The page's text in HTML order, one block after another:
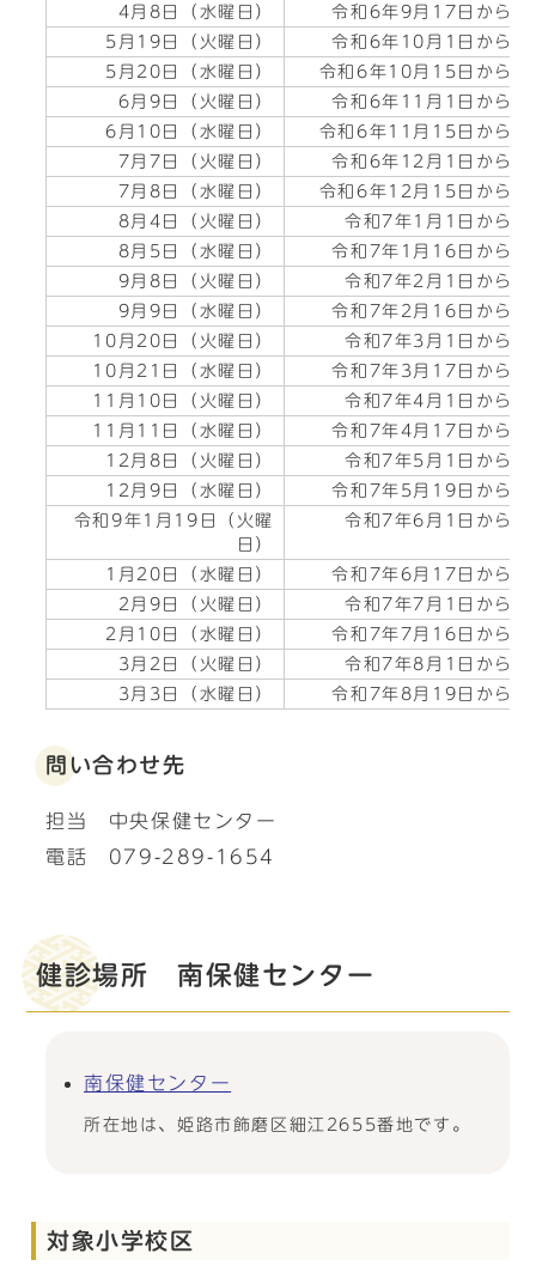
4月8日（水曜日）
令和6年9月17日から
5月19日（火曜日）
令和6年10月1日から
5月20日（水曜日）
令和6年10月15日から
6月9日（火曜日）
令和6年11月1日から
6月10日（水曜日）
令和6年11月15日から
7月7日（火曜日）
令和6年12月1日から
7月8日（水曜日）
令和6年12月15日から
8月4日（火曜日）
令和7年1月1日から
8月5日（水曜日）
令和7年1月16日から
9月8日（火曜日）
令和7年2月1日から
9月9日（水曜日）
令和7年2月16日から
10月20日（火曜日）
令和7年3月1日から
10月21日（水曜日）
令和7年3月17日から
11月10日（火曜日）
令和7年4月1日から
11月11日（水曜日）
令和7年4月17日から
12月8日（火曜日）
令和7年5月1日から
12月9日（水曜日）
令和7年5月19日から
令和9年1月19日（火曜
日）
令和7年6月1日から
1月20日（水曜日）
令和7年6月17日から
2月9日（火曜日）
令和7年7月1日から
2月10日（水曜日）
令和7年7月16日から
3月2日（火曜日）
令和7年8月1日から
3月3日（水曜日）
令和7年8月19日から
問い合わせ先
担当 中央保健センター
電話 079-289-1654
健診場所 南保健センター
南保健センター
所在地は、姫路市飾磨区細江2655番地です。
対象小学校区